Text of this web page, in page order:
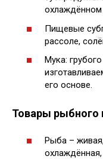
охлаждённом
Пищевые
рассоле,
Мука:
его основе.
Товары рыбного
Рыба –